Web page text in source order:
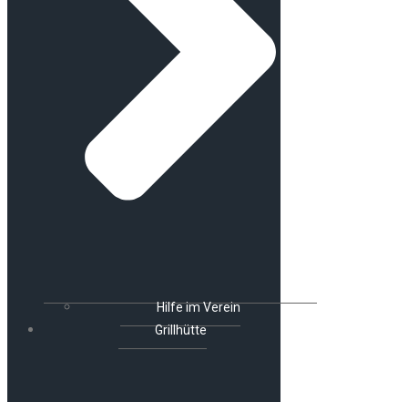
Hilfe im Verein
Grillhütte